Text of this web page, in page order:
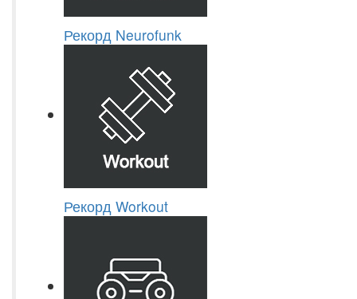
Рекорд Neurofunk
Рекорд Workout